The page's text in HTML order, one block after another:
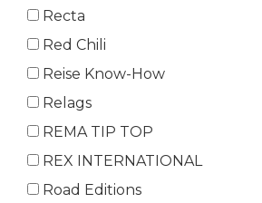
Recta
Red Chili
Reise Know-How
Relags
REMA TIP TOP
REX INTERNATIONAL
Road Editions